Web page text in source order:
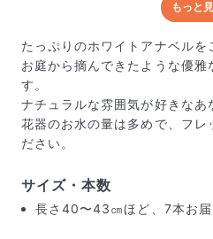
どんな梱包で届くの？
出荷前に水揚げ（花が水を吸
し、専用ボックスに丁寧に梱
きゅっとまとめられて一見窮
中の衝撃による折れや擦れを
もっと
たっぷりのホワイトアナベルを
お庭から摘んできたような優雅
す。
ナチュラルな雰囲気が好きなあ
花器のお水の量は多めで、フレ
ださい。
サイズ・本数
長さ40〜43㎝ほど、7本お届